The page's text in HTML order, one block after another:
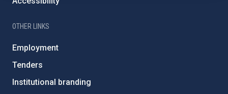
OTHER LINKS
Employment
Tenders
Institutional branding